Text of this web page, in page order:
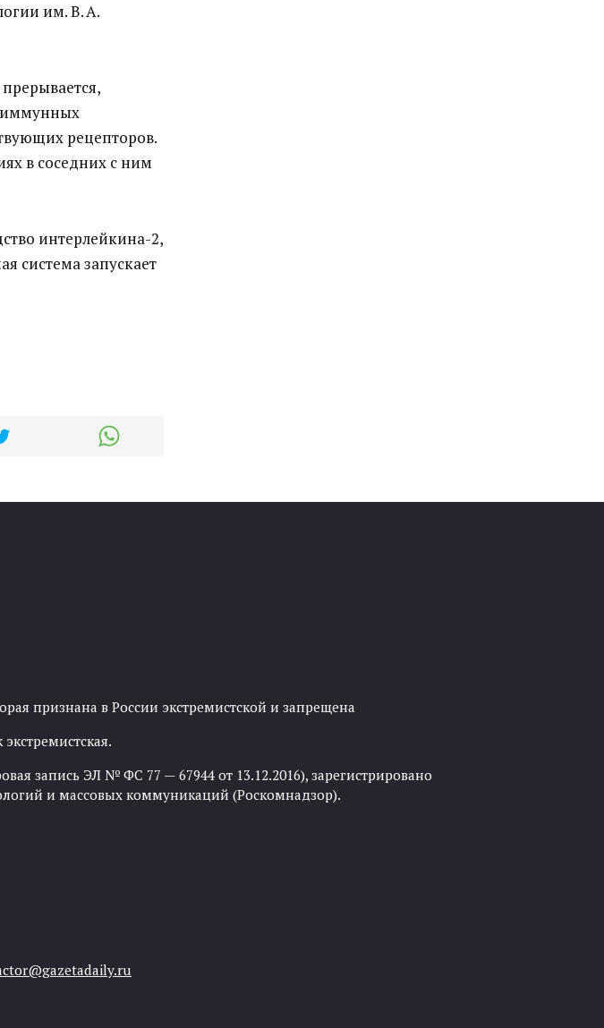
им. В. А.
рецепторов.
в соседних с ним
интерлейкина-2,
система запускает
признана в России экстремистской и запрещена
запись ЭЛ № ФС 77 — 67944 от 13.12.2016), зарегистрировано
и массовых коммуникаций (Роскомнадзор).